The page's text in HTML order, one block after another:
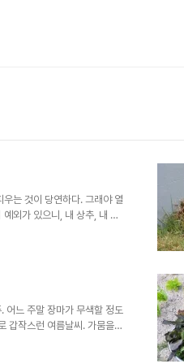
는 것이 당연하다. 그래야 열
외가 있으니, 내 상추, 내 쑥
. 쑥갓은 몇잎 뜯어먹어보지
어느 주말 장마가 무색할 정도
갑작스런 여름날씨. 가뭄을
다. 이틀에 한번 꼴로 옥상을